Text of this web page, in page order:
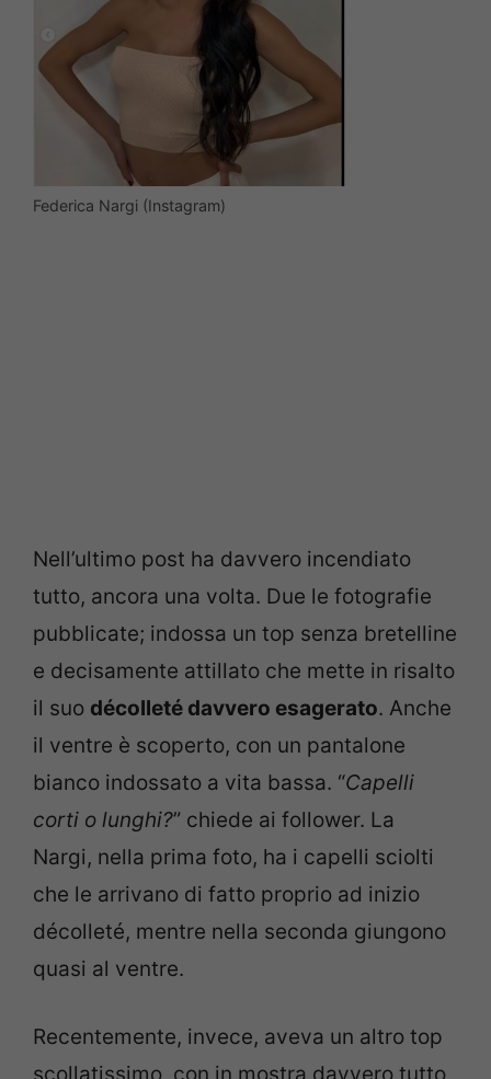
Federica Nargi (Instagram)
Nell’ultimo post ha davvero incendiato
tutto, ancora una volta. Due le fotografie
pubblicate; indossa un top senza bretelline
e decisamente attillato che mette in risalto
il suo décolleté davvero esagerato. Anche
il ventre è scoperto, con un pantalone
bianco indossato a vita bassa. “Capelli
corti o lunghi?” chiede ai follower. La
Nargi, nella prima foto, ha i capelli sciolti
che le arrivano di fatto proprio ad inizio
décolleté, mentre nella seconda giungono
quasi al ventre.
Recentemente, invece, aveva un altro top